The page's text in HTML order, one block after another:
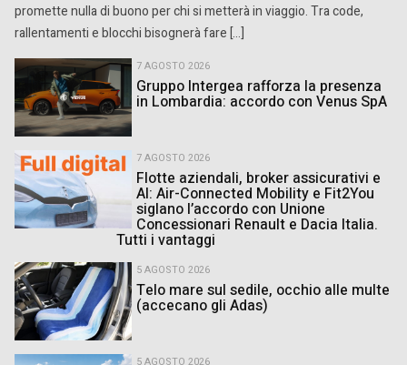
promette nulla di buono per chi si metterà in viaggio. Tra code,
rallentamenti e blocchi bisognerà fare […]
7 AGOSTO 2026
Gruppo Intergea rafforza la presenza
in Lombardia: accordo con Venus SpA
7 AGOSTO 2026
Flotte aziendali, broker assicurativi e
AI: Air-Connected Mobility e Fit2You
siglano l’accordo con Unione
Concessionari Renault e Dacia Italia.
Tutti i vantaggi
5 AGOSTO 2026
Telo mare sul sedile, occhio alle multe
(accecano gli Adas)
5 AGOSTO 2026